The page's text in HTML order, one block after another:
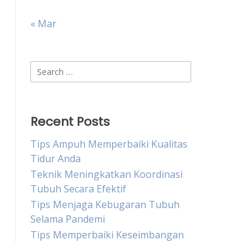
« Mar
Search
for:
Recent Posts
Tips Ampuh Memperbaiki Kualitas
Tidur Anda
Teknik Meningkatkan Koordinasi
Tubuh Secara Efektif
Tips Menjaga Kebugaran Tubuh
Selama Pandemi
Tips Memperbaiki Keseimbangan